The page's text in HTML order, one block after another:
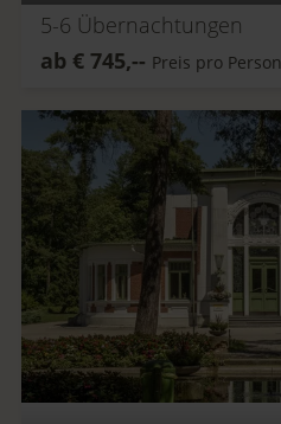
5-6 Übernachtungen
ab € 745,-- Preis pro Person